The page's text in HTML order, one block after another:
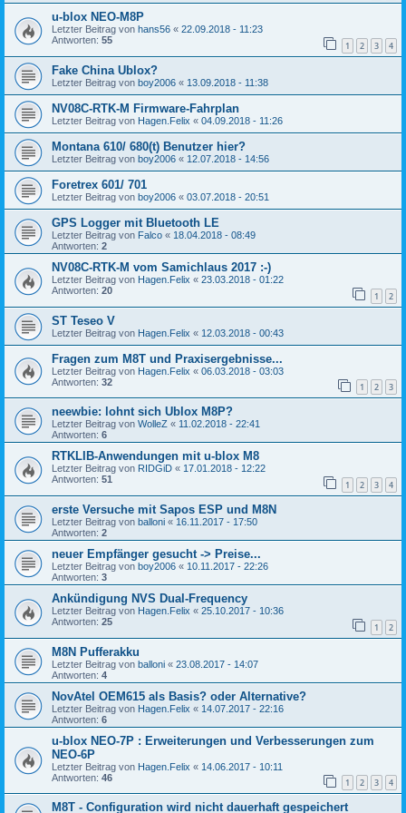
u-blox NEO-M8P
Letzter Beitrag von hans56 « 22.09.2018 - 11:23
Antworten: 55 1 2 3 4
Fake China Ublox?
Letzter Beitrag von boy2006 « 13.09.2018 - 11:38
NV08C-RTK-M Firmware-Fahrplan
Letzter Beitrag von Hagen.Felix « 04.09.2018 - 11:26
Montana 610/ 680(t) Benutzer hier?
Letzter Beitrag von boy2006 « 12.07.2018 - 14:56
Foretrex 601/ 701
Letzter Beitrag von boy2006 « 03.07.2018 - 20:51
GPS Logger mit Bluetooth LE
Letzter Beitrag von Falco « 18.04.2018 - 08:49
Antworten: 2
NV08C-RTK-M vom Samichlaus 2017 :-)
Letzter Beitrag von Hagen.Felix « 23.03.2018 - 01:22
Antworten: 20 1 2
ST Teseo V
Letzter Beitrag von Hagen.Felix « 12.03.2018 - 00:43
Fragen zum M8T und Praxisergebnisse...
Letzter Beitrag von Hagen.Felix « 06.03.2018 - 03:03
Antworten: 32 1 2 3
neewbie: lohnt sich Ublox M8P?
Letzter Beitrag von WolleZ « 11.02.2018 - 22:41
Antworten: 6
RTKLIB-Anwendungen mit u-blox M8
Letzter Beitrag von RIDGiD « 17.01.2018 - 12:22
Antworten: 51 1 2 3 4
erste Versuche mit Sapos ESP und M8N
Letzter Beitrag von balloni « 16.11.2017 - 17:50
Antworten: 2
neuer Empfänger gesucht -> Preise...
Letzter Beitrag von boy2006 « 10.11.2017 - 22:26
Antworten: 3
Ankündigung NVS Dual-Frequency
Letzter Beitrag von Hagen.Felix « 25.10.2017 - 10:36
Antworten: 25 1 2
M8N Pufferakku
Letzter Beitrag von balloni « 23.08.2017 - 14:07
Antworten: 4
NovAtel OEM615 als Basis? oder Alternative?
Letzter Beitrag von Hagen.Felix « 14.07.2017 - 22:16
Antworten: 6
u-blox NEO-7P : Erweiterungen und Verbesserungen zum
NEO-6P
Letzter Beitrag von Hagen.Felix « 14.06.2017 - 10:11
Antworten: 46 1 2 3 4
M8T - Configuration wird nicht dauerhaft gespeichert